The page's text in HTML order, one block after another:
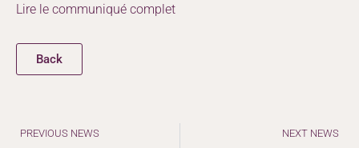
Lire le communiqué complet
Back
Précédent
PREVIOUS NEWS NEXT NEWS